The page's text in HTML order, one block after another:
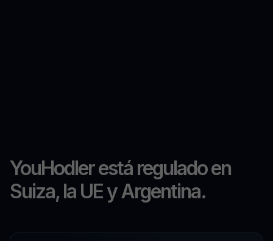
YouHodler está regulado en
Suiza, la UE y Argentina.